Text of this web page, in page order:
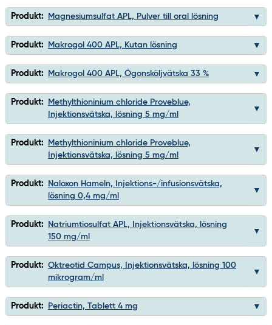
Produkt: Magnesiumsulfat APL, Pulver till oral lösning
Produkt: Makrogol 400 APL, Kutan lösning
Produkt: Makrogol 400 APL, Ögonsköljvätska 33 %
Produkt:
Methylthioninium chloride Proveblue,
Injektionsvätska, lösning 5 mg/ml
Produkt:
Methylthioninium chloride Proveblue,
Injektionsvätska, lösning 5 mg/ml
Produkt:
Naloxon Hameln, Injektions-/infusionsvätska,
lösning 0,4 mg/ml
Produkt:
Natriumtiosulfat APL, Injektionsvätska, lösning
150 mg/ml
Produkt: Oktreotid Campus, Injektionsvätska, lösning 100
mikrogram/ml
Produkt: Periactin, Tablett 4 mg